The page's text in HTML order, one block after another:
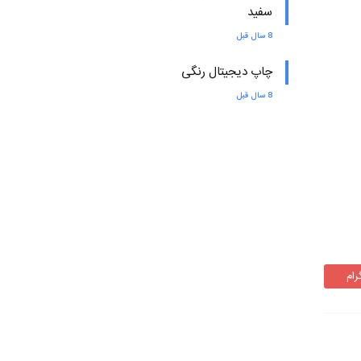
سفید
8 سال قبل
چاپ دیجیتال رنگی
8 سال قبل